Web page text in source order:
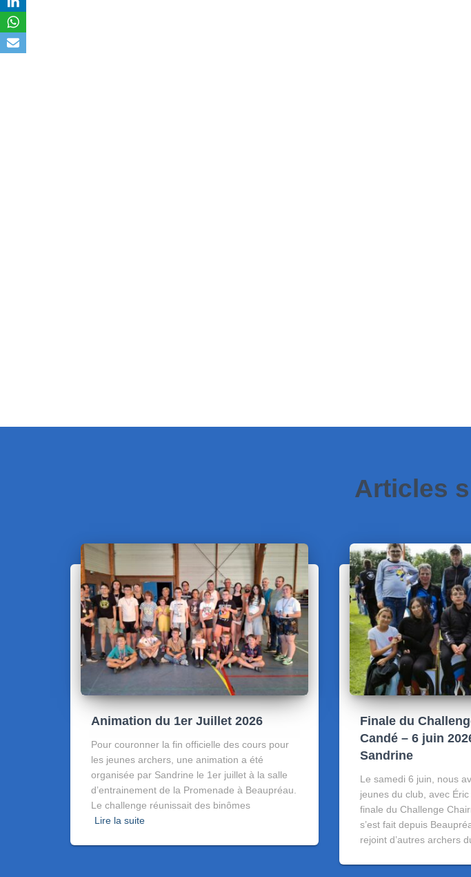
Articles
Animation du 1er Juillet 2026
Pour couronner la fin officielle des cours pour
les jeunes archers, une animation a été
organisée par Sandrine le 1er juillet à la salle
d’entrainement de la Promenade à Beaupréau.
Le challenge réunissait des binômes
Lire la suite
Finale du
Candé – 6 juin
Sandrine
Le samedi 6 juin, nous
jeunes du club, avec
finale du Challenge
s’est fait depuis
rejoint d’autres archers